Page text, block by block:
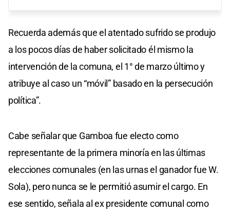
Recuerda además que el atentado sufrido se produjo
a los pocos días de haber solicitado él mismo la
intervención de la comuna, el 1° de marzo último y
atribuye al caso un “móvil” basado en la persecución
política”.
Cabe señalar que Gamboa fue electo como
representante de la primera minoría en las últimas
elecciones comunales (en las urnas el ganador fue W.
Sola), pero nunca se le permitió asumir el cargo. En
ese sentido, señala al ex presidente comunal como